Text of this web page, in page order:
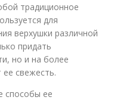
традиционное
для
верхушки различной
придать
но и на более
свежесть.
способы ее